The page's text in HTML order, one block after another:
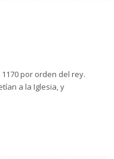
por orden del rey.
a la Iglesia, y